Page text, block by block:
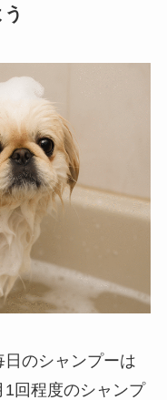
のシャンプーは
回程度のシャンプ